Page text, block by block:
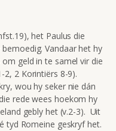
het Paulus die
Vandaar het hy
geld in te samel vir die
2, 2 Korintiërs 8-9).
wou hy seker nie dán
rede wees hoekom hy
gebly het (v.2-3). Uit
tyd Romeine geskryf het.